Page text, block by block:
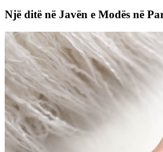
Një ditë në Javën e Modës në